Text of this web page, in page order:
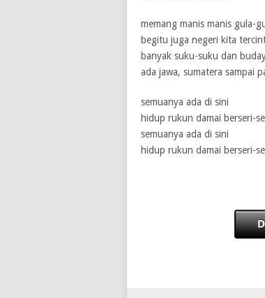
memang manis manis gula-
begitu juga negeri kita
banyak suku-suku dan
ada jawa, sumatera sampai
semuanya ada di sini
hidup rukun damai berseri-
semuanya ada di sini
hidup rukun damai berseri-